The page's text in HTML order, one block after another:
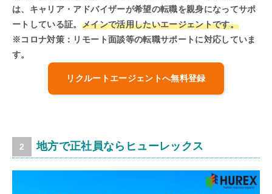
は、キャリア・アドバイザーが希望の転職を親身になってサポ
ートしている証。 メインで活用したいエージェントです。
※コロナ対策：リモート面談等の転職サポートに対応していま
す。
リクルートエージェントへ無料登録
地方で正社員ならヒューレックス